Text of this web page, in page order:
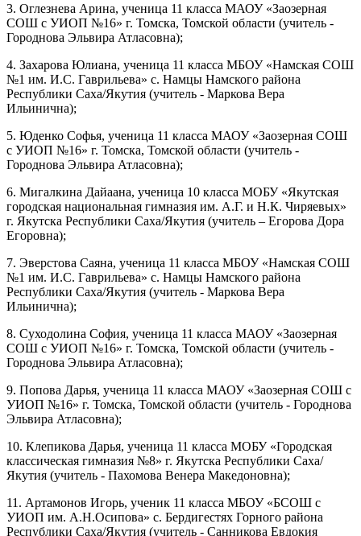
3. Оглезнева Арина, ученица 11 класса МАОУ «Заозерная
СОШ с УИОП №16» г. Томска, Томской области (учитель -
Городнова Эльвира Атласовна);
4. Захарова Юлиана, ученица 11 класса МБОУ «Намская СОШ
№1 им. И.С. Гаврильева» с. Намцы Намского района
Республики Саха/Якутия (учитель - Маркова Вера
Ильинична);
5. Юденко Софья, ученица 11 класса МАОУ «Заозерная СОШ
с УИОП №16» г. Томска, Томской области (учитель -
Городнова Эльвира Атласовна);
6. Мигалкина Дайаана, ученица 10 класса МОБУ «Якутская
городская национальная гимназия им. А.Г. и Н.К. Чиряевых»
г. Якутска Республики Саха/Якутия (учитель – Егорова Дора
Егоровна);
7. Эверстова Саяна, ученица 11 класса МБОУ «Намская СОШ
№1 им. И.С. Гаврильева» с. Намцы Намского района
Республики Саха/Якутия (учитель - Маркова Вера
Ильинична);
8. Суходолина София, ученица 11 класса МАОУ «Заозерная
СОШ с УИОП №16» г. Томска, Томской области (учитель -
Городнова Эльвира Атласовна);
9. Попова Дарья, ученица 11 класса МАОУ «Заозерная СОШ с
УИОП №16» г. Томска, Томской области (учитель - Городнова
Эльвира Атласовна);
10. Клепикова Дарья, ученица 11 класса МОБУ «Городская
классическая гимназия №8» г. Якутска Республики Саха/
Якутия (учитель - Пахомова Венера Македоновна);
11. Артамонов Игорь, ученик 11 класса МБОУ «БСОШ с
УИОП им. А.Н.Осипова» с. Бердигестях Горного района
Республики Саха/Якутия (учитель - Санникова Евдокия